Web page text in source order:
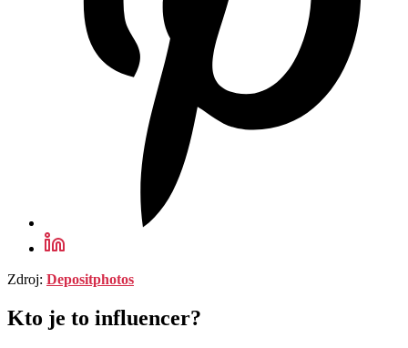
Zdroj: Depositphotos
Kto je to influencer?